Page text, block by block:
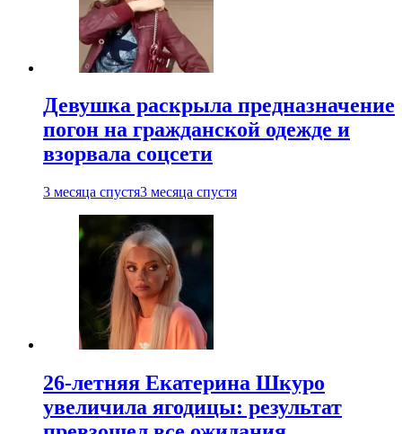
Девушка раскрыла предназначение
погон на гражданской одежде и
взорвала соцсети
3 месяца спустя3 месяца спустя
26-летняя Екатерина Шкуро
увеличила ягодицы: результат